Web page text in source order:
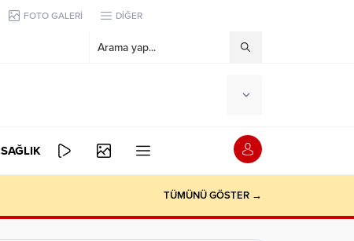
FOTO GALERİ DİĞER
SAĞLIK
TÜMÜNÜ GÖSTER →